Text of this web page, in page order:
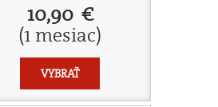
10,90 €
(1 mesiac)
VYBRAŤ